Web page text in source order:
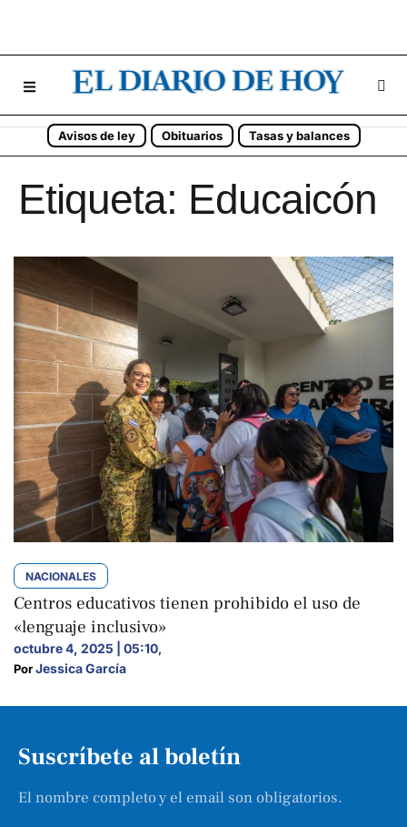
Avisos de ley Obituarios Tasas y balances
Etiqueta: Educaicón
NACIONALES
Centros educativos tienen prohibido el uso de
«lenguaje inclusivo»
octubre 4, 2025 | 05:10,
Por Jessica García
Suscríbete al boletín
El nombre completo y el email son obligatorios.